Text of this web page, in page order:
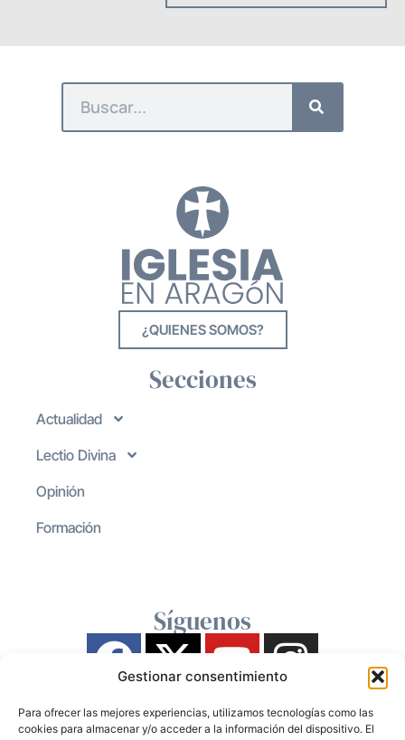
Gestionar consentimiento
Para ofrecer las mejores experiencias, utilizamos tecnologías como las
cookies para almacenar y/o acceder a la información del dispositivo. El
¿QUIENES SOMOS?
Secciones
Actualidad
Lectio Divina
Opinión
Formación
Síguenos